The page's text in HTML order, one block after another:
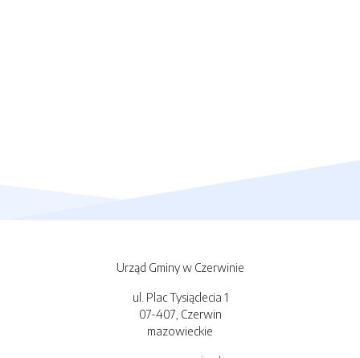
Urząd Gminy w Czerwinie
ul. Plac Tysiąclecia 1
07-407, Czerwin
mazowieckie